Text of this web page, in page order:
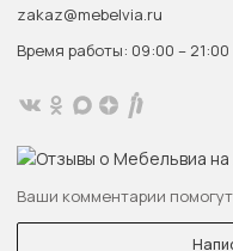
zakaz@mebelvia.ru
Время работы: 09:00 – 21:00
Ваши комментарии